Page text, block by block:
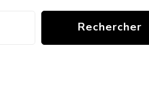
Rechercher